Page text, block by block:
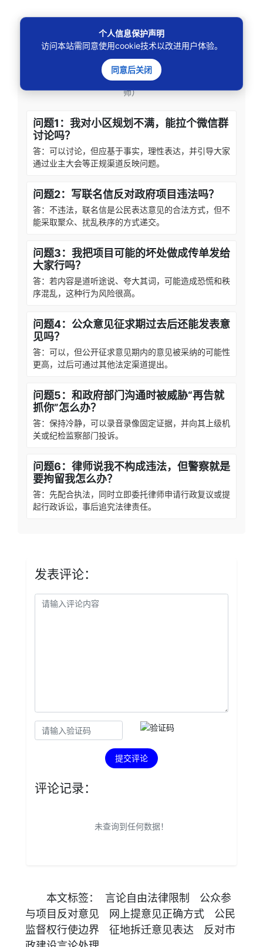
问疑解惑
（以下问答仅针对特定的情形，若情况不同请咨询邓杰律
师）
问题1：我对小区规划不满，能拉个微信群
讨论吗？
答：可以讨论，但应基于事实，理性表达，并引导大家
通过业主大会等正规渠道反映问题。
问题2：写联名信反对政府项目违法吗？
答：不违法，联名信是公民表达意见的合法方式，但不
能采取聚众、扰乱秩序的方式递交。
问题3：我把项目可能的坏处做成传单发给
大家行吗？
答：若内容是道听途说、夸大其词，可能造成恐慌和秩
序混乱，这种行为风险很高。
问题4：公众意见征求期过去后还能发表意
见吗？
答：可以，但公开征求意见期内的意见被采纳的可能性
更高，过后可通过其他法定渠道提出。
问题5：和政府部门沟通时被威胁“再告就
抓你”怎么办？
答：保持冷静，可以录音录像固定证据，并向其上级机
关或纪检监察部门投诉。
问题6：律师说我不构成违法，但警察就是
要拘留我怎么办？
答：先配合执法，同时立即委托律师申请行政复议或提
起行政诉讼，事后追究法律责任。
发表评论：
提交评论
评论记录：
未查询到任何数据！
本文标签： 言论自由法律限制
公众参
与项目反对意见
网上提意见正确方式
公民
监督权行使边界
征地拆迁意见表达
反对市
个人信息保护声明
访问本站需同意使用cookie技术以改进用户体验。
同意后关闭